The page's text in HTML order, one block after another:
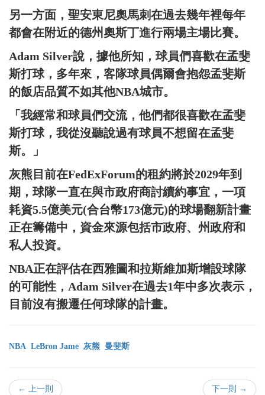
另一方面，聖安東尼奧馬刺在過去幾年裡每年
都會在附近的德州奧斯丁進行兩場主場比賽。
Adam Silver說，據他所知，球員們喜歡在孟斐
斯打球，多年來，客隊球員偶爾會抱怨孟斐斯
的飯店品質不如其他NBA城市。
「我經常和球員們交流，他們都很喜歡在孟斐
斯打球，我從沒聽說過有球員不想留在孟斐
斯。」
灰熊目前在FedExForum的租約將於2029年到
期，球隊一直在與市政府商討續約事宜，一項
耗資5.5億美元(合台幣173億元)的球場翻新計畫
正在籌備中，資金來源包括市政府、州政府和
私人投資。
NBA正在評估在西雅圖和拉斯維加斯增設球隊
的可能性，Adam Silver在過去1年中多次表示，
目前沒有搬遷任何球隊的計畫。
NBA LeBron Jame 灰熊 曼斐斯
← 上一則 下一則 →